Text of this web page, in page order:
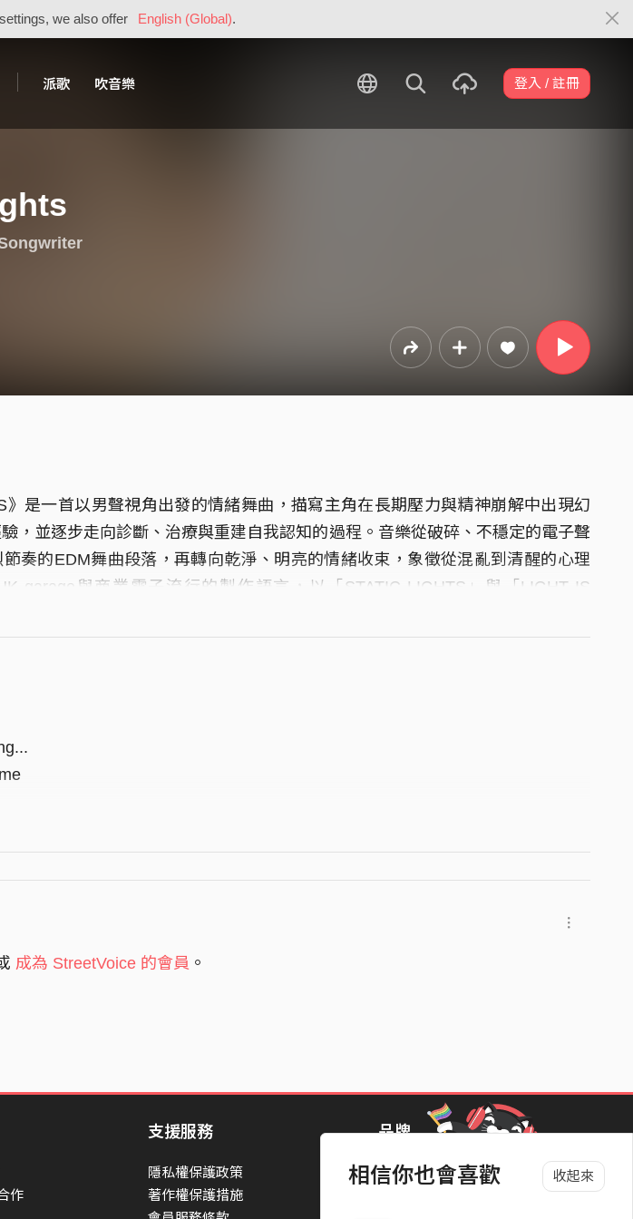
we also offer English (Global).
派歌 吹音樂 登入 / 註冊
相信你也會喜歡 收起來
》是一首以男聲視角出發的情緒舞曲，描寫主角在長期壓力與精神崩解中出現幻
，並逐步走向診斷、治療與重建自我認知的過程。音樂從破碎、不穩定的電子聲
奏的EDM舞曲段落，再轉向乾淨、明亮的情緒收束，象徵從混亂到清醒的心理
garage與商業電子流行的製作語言，以「STATIC LIGHTS」與「LIGHT IS
憶點貫穿，形成兼具舞池能量與心理敘事深度的現代流行作品。
back
me
成為 StreetVoice 的會員 。
作
支援服務
隱私權保護政策
著作權保護措施
品牌
StreetVoice Awards 街聲音樂獎